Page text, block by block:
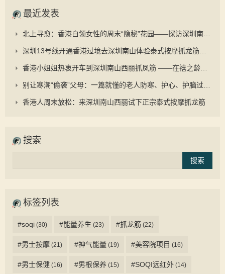
最近发表
香港人周末放松：来深圳南山西丽试下正宗泰式按摩抓龙筋
搜索
标签列表
#soqi (30) #能量养生 (23) #抓龙筋 (22)
#男士按摩 (21) #神气能量 (19) #美容院项目 (16)
#男士保健 (16) #男根保养 (15) #SOQI远红外 (14)